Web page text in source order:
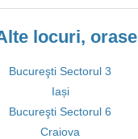
locuri, orase
Bucureşti Sectorul 3
Iași
Bucureşti Sectorul 6
Craiova